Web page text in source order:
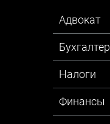
Адвокат
Бухгалтер
Налоги
Финансы